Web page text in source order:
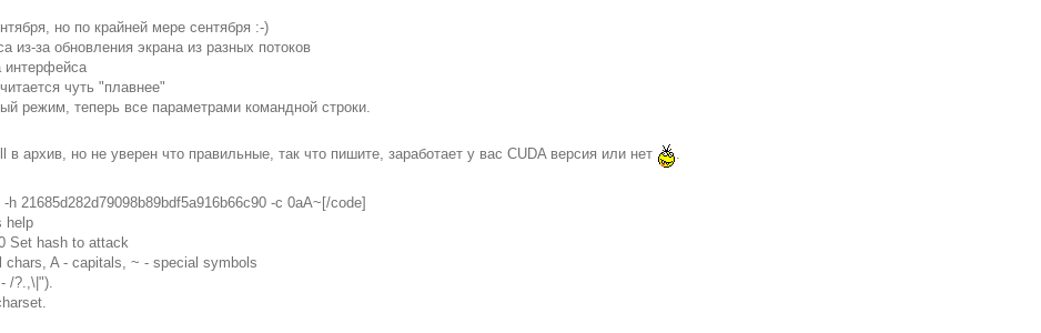
но по крайней мере сентября :-)
из-за обновления экрана из разных потоков
интерфейса
чуть "плавнее"
режим, теперь все параметрами командной строки.
архив, но не уверен что правильные, так что пишите, заработает у вас CUDA версия или нет .
21685d282d79098b89bdf5a916b66c90 -c 0aA~[/code]
help
Set hash to attack
A - capitals, ~ - special symbols
/?.,\|").